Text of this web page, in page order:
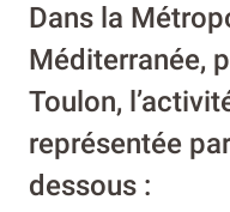
Dans la
Méditerranée,
Toulon,
représentée
dessous :